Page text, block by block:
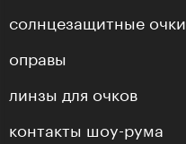
солнцезащитные очки
оправы
линзы для очков
контакты шоу-рума